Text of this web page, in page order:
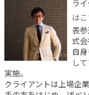
ラ
は
表
式
自
し
実施。
クライアントは上場企